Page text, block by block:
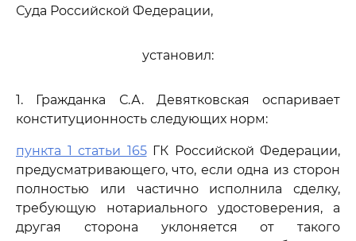
Суда Российской Федерации,
установил:
1. Гражданка С.А. Девятковская оспаривает
конституционность следующих норм:
пункта 1 статьи 165ГК Российской Федерации,
предусматривающего, что, если одна из сторон
полностью или частично исполнила сделку,
требующую нотариального удостоверения, а
другая сторона уклоняется от такого